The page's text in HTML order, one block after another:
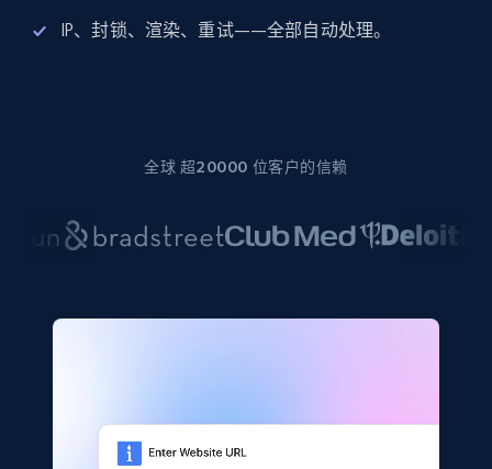
IP、封锁、渲染、重试——全部自动处理。
全球 超20000 位客户的信赖